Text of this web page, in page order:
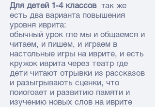
Для детей 1-4 классовтак же
есть два варианта повышения
уровня иврита:
обычный урок гле мы и общаемся и
читаем, и пишем, и играем в
настольные игры на иврите, и есть
кружок иврита через театр где
дети читают отрывки из рассказов
и разыгрывають сценки, что
поиогоает и развитию памяти и
изучению новых слов на иврите